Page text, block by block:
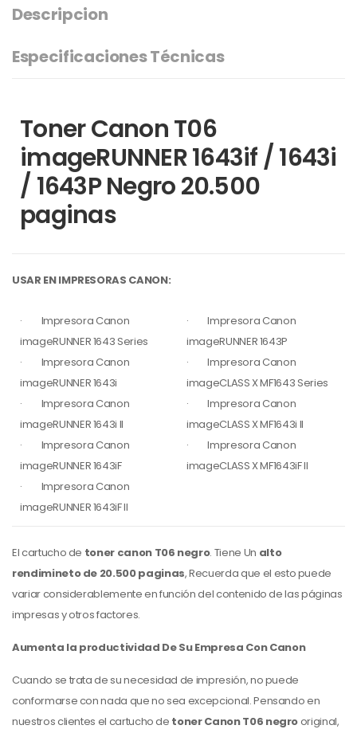
Descripcion
Especificaciones Técnicas
Toner Canon T06
imageRUNNER 1643if / 1643i
/ 1643P Negro 20.500
paginas
USAR EN IMPRESORAS CANON:
· Impresora Canon
imageRUNNER 1643 Series
· Impresora Canon
imageRUNNER 1643i
· Impresora Canon
imageRUNNER 1643i II
· Impresora Canon
imageRUNNER 1643iF
· Impresora Canon
imageRUNNER 1643iF II
· Impresora Canon
imageRUNNER 1643P
· Impresora Canon
imageCLASS X MF1643 Series
· Impresora Canon
imageCLASS X MF1643i II
· Impresora Canon
imageCLASS X MF1643iF II
El cartucho de toner canon T06 negro. Tiene Un alto
rendimineto de 20.500 paginas, Recuerda que el esto puede
variar considerablemente en función del contenido de las páginas
impresas y otros factores.
Aumenta la productividad De Su Empresa Con Canon
Cuando se trata de su necesidad de impresión, no puede
conformarse con nada que no sea excepcional. Pensando en
nuestros clientes el cartucho de toner Canon T06 negrooriginal,